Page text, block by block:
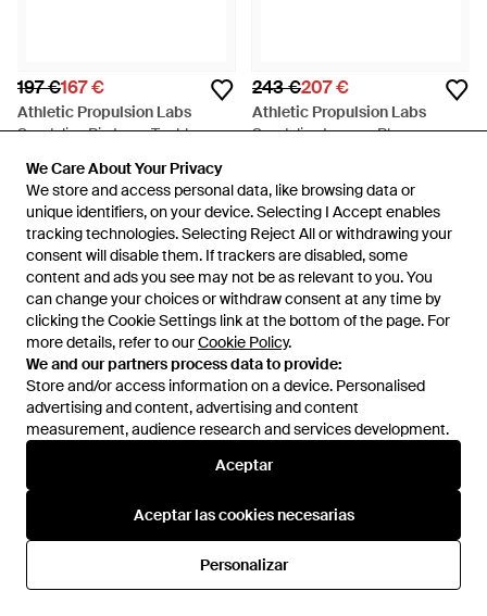
We Care About Your Privacy
We store and access personal data, like browsing data or
unique identifiers, on your device. Selecting I Accept enables
tracking technologies. Selecting Reject All or withdrawing your
consent will disable them. If trackers are disabled, some
content and ads you see may not be as relevant to you. You
can change your choices or withdraw consent at any time by
clicking the Cookie Settings link at the bottom of the page. For
more details, refer to ourCookie Policy.
We and our partners process data to provide:
Store and/or access information on a device. Personalised
advertising and content, advertising and content
measurement, audience research and services development.
Aceptar
Aceptar las cookies necesarias
Personalizar
We Care About Your Privacy
We store and access personal data, like browsing data or
unique identifiers, on your device. Selecting I Accept enables
tracking technologies. Selecting Reject All or withdrawing your
consent will disable them. If trackers are disabled, some
content and ads you see may not be as relevant to you. You
can change your choices or withdraw consent at any time by
clicking the Cookie Settings link at the bottom of the page. For
more details, refer to ourCookie Policy.
We and our partners process data to provide:
Store and/or access information on a device. Personalised
advertising and content, advertising and content
measurement, audience research and services development.
Aceptar
Aceptar las cookies necesarias
Personalizar
197 €167 €
Athletic Propulsion Labs
Sandalias Big Logo Techloom -
En FARFETCH
REBAJAS
243 €207 €
Athletic Propulsion Labs
Sandalias Lusso - Blanco
REBAJAS
169 €
Athletic Propulsion Labs
Sandalias Big Logo Techloom -
Athletic Propulsion Labs
Zapatillas Techloom Phantom -
Marrón
En